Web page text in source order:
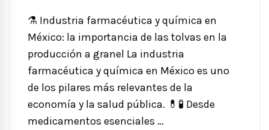
⚗️ Industria farmacéutica y química en
México: la importancia de las tolvas en la
producción a granel La industria
farmacéutica y química en México es uno
de los pilares más relevantes de la
economía y la salud pública. 💊🧪 Desde
medicamentos esenciales …